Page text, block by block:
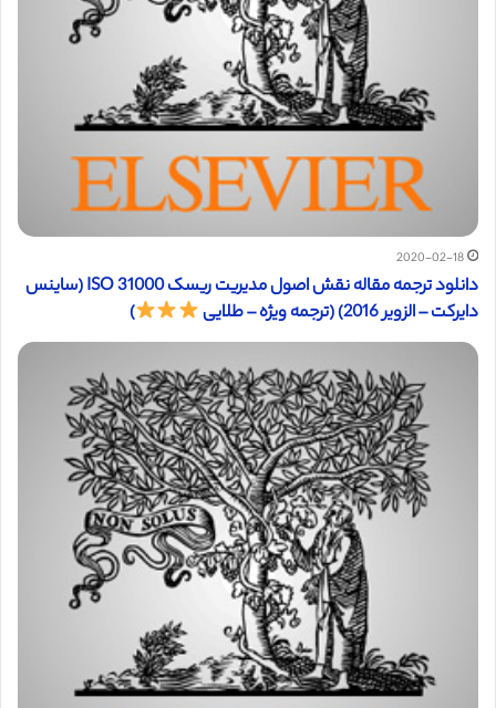
2020-02-18
دانلود ترجمه مقاله نقش اصول مدیریت ریسک ISO 31000 (ساینس
دایرکت – الزویر 2016) (ترجمه ویژه – طلایی
)